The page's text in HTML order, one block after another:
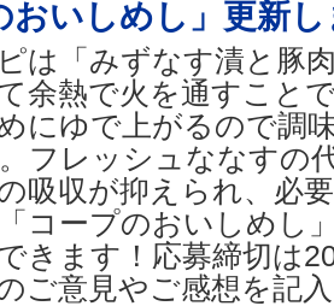
おいしめし」更新
は「みずなす漬と豚
余熱で火を通すこと
にゆで上がるので調
フレッシュななすの
吸収が抑えられ、必
コープのおいしめし
きます！応募締切は
ご意見やご感想を記